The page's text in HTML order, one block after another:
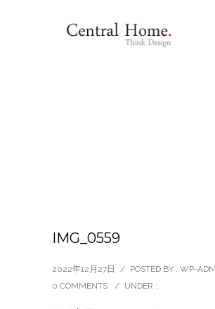
IMG_0559
2022年12月27日 / POSTED BY : WP-
0 COMMENTS
/ UNDER :